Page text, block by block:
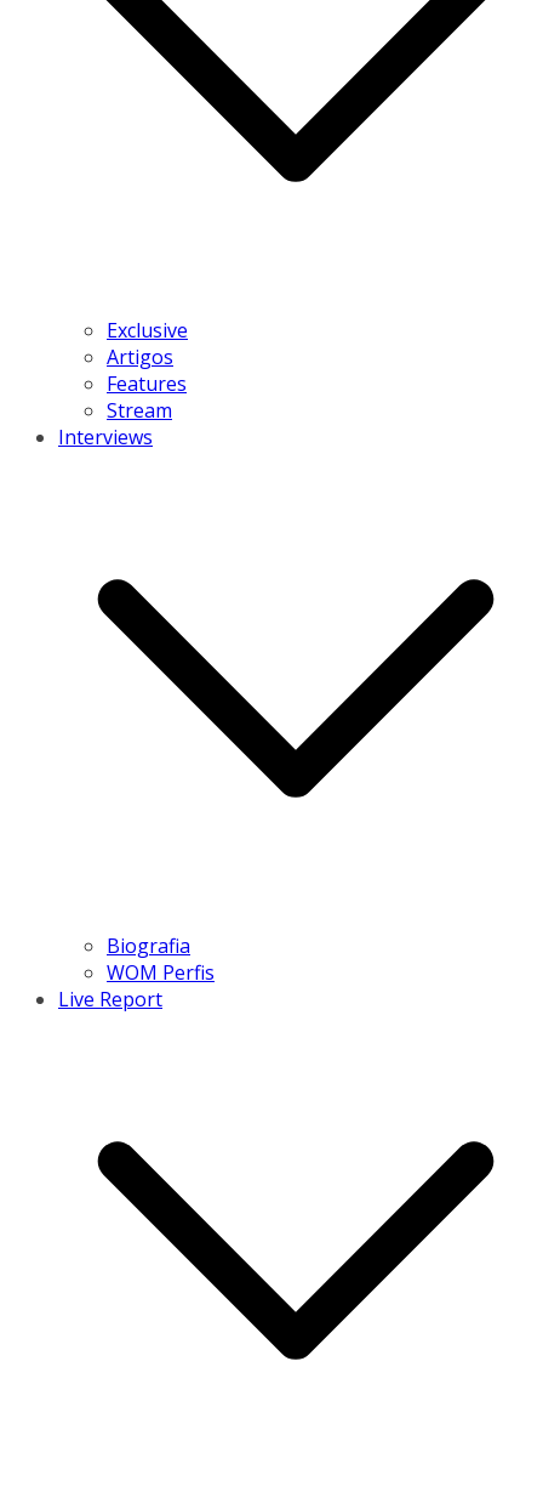
Exclusive
Artigos
Features
Stream
Interviews
Biografia
WOM Perfis
Live Report